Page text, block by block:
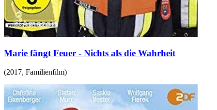
Marie fängt Feuer - Nichts als die Wahrheit
(2017, Familienfilm)